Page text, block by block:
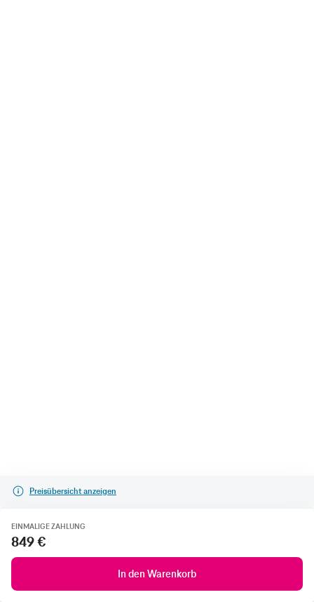
Preisübersicht anzeigen
EINMALIGE ZAHLUNG
849 €
In den Warenkorb